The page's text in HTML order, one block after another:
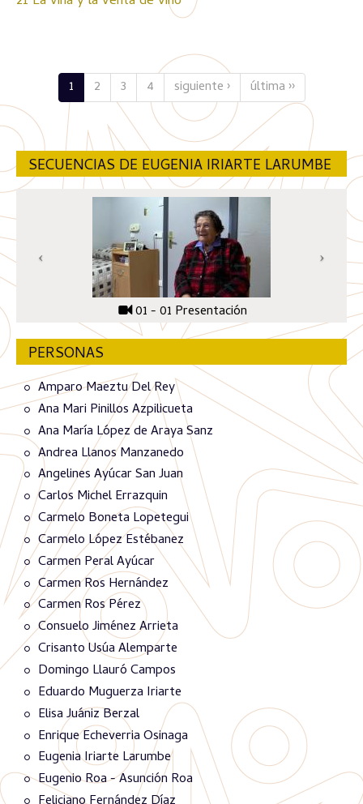
1 2 3 4 siguiente › última ››
SECUENCIAS DE EUGENIA IRIARTE LARUMBE
01 - 01 Presentación
PERSONAS
Amparo Maeztu Del Rey
Ana Mari Pinillos Azpilicueta
Ana María López de Araya Sanz
Andrea Llanos Manzanedo
Angelines Ayúcar San Juan
Carlos Michel Errazquin
Carmelo Boneta Lopetegui
Carmelo López Estébanez
Carmen Peral Ayúcar
Carmen Ros Hernández
Carmen Ros Pérez
Consuelo Jiménez Arrieta
Crisanto Usúa Alemparte
Domingo Llauró Campos
Eduardo Muguerza Iriarte
Elisa Juániz Berzal
Enrique Echeverria Osinaga
Eugenia Iriarte Larumbe
Eugenio Roa - Asunción Roa